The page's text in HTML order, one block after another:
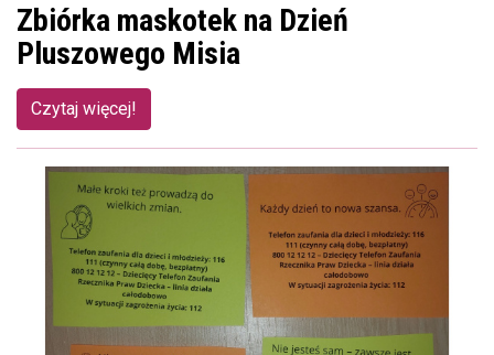
Zbiórka maskotek na Dzień
Pluszowego Misia
Czytaj więcej!